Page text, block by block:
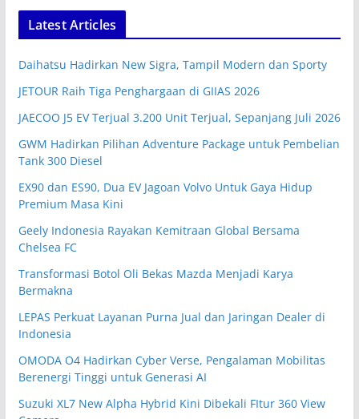
Latest Articles
Daihatsu Hadirkan New Sigra, Tampil Modern dan Sporty
JETOUR Raih Tiga Penghargaan di GIIAS 2026
JAECOO J5 EV Terjual 3.200 Unit Terjual, Sepanjang Juli 2026
GWM Hadirkan Pilihan Adventure Package untuk Pembelian
Tank 300 Diesel
EX90 dan ES90, Dua EV Jagoan Volvo Untuk Gaya Hidup
Premium Masa Kini
Geely Indonesia Rayakan Kemitraan Global Bersama
Chelsea FC
Transformasi Botol Oli Bekas Mazda Menjadi Karya
Bermakna
LEPAS Perkuat Layanan Purna Jual dan Jaringan Dealer di
Indonesia
OMODA O4 Hadirkan Cyber Verse, Pengalaman Mobilitas
Berenergi Tinggi untuk Generasi AI
Suzuki XL7 New Alpha Hybrid Kini Dibekali FItur 360 View